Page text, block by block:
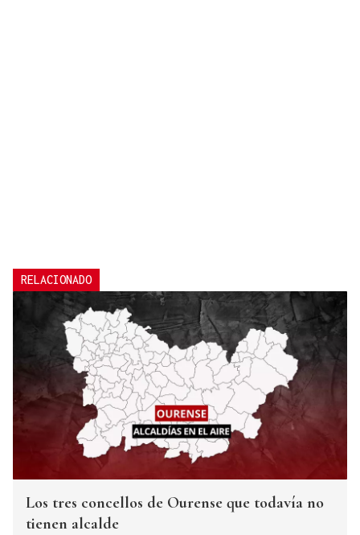
RELACIONADO
Los tres concellos de Ourense que todavía no
tienen alcalde